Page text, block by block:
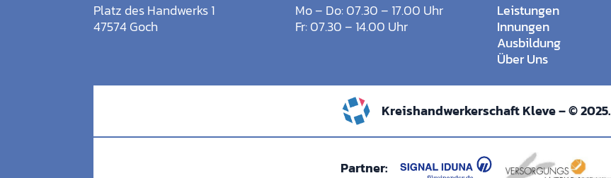
Platz des Handwerks 1
47574 Goch
Mo – Do: 07.30 – 17.00 Uhr
Fr: 07.30 – 14.00 Uhr
Leistungen
Innungen
Ausbildung
Über Uns
Kreishandwerkerschaft Kleve – © 2025.
Partner: